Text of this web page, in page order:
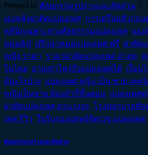
Posted in ศัลยกรรมรูปร่างและสัดส่วน
เองหลังผ่าตัดแปลงเพศ, การเตรียมตัวก่อ
คลินิกเฉพาะทางศัลยกรรมแปลงเพศ, จอง
หมอดัง], ปรึกษาหมอแปลงเพศ ฟรี, ผ่าตัด
หญิง ราคา, ราคาผ่าตัดแปลงเพศ ล่าสุด, ห
ในไทย, อายุเท่าไหร่ถึงแปลงเพศได้, เงื่อน
มีอะไรบ้าง, แปลงเพศ หญิง เป็น ชาย เทค
หญิงเป็นชาย ต้องทำกี่ขั้นตอน, แปลงเพศ
ผ่าตัดแปลงเพศ ครบวงจร, โรงพยาบาลศัล
เพศ รีวิว, ใบรับรองแพทย์จิตเวช แปลงเพศ
ศัลยกรรมรูปร่างและสัดส่วน